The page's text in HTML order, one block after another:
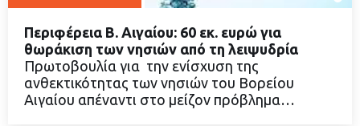
ΔΙΑΒΑΣΤΕ ΠΕΡΙΣΣΟΤΕΡΑ
Περιφέρεια Β. Αιγαίου: 60 εκ. ευρώ για
θωράκιση των νησιών από τη λειψυδρία
Πρωτοβουλία για την ενίσχυση της
ανθεκτικότητας των νησιών του Βορείου
Αιγαίου απέναντι στο μείζον πρόβλημα…